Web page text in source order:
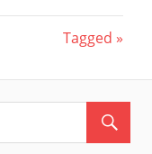
Nächster
Tagged